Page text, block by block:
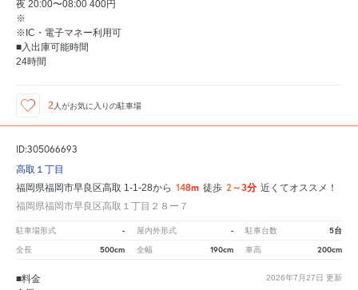
夜 20:00〜08:00 400円
※
※IC・電子マネー利用可
■入出庫可能時間
24時間
2 人がお気に入りの駐車場
ID:305066693
高取１丁目
福岡県福岡市早良区高取 1-1-28から 148m 徒歩 2～3分 近くてオススメ！
福岡県福岡市早良区高取１丁目２８ー７
駐車場形式 - 屋内外形式 - 駐車台数 5台
全長 500cm 全幅 190cm 車高 200cm
2026年7月27日 更新
■料金